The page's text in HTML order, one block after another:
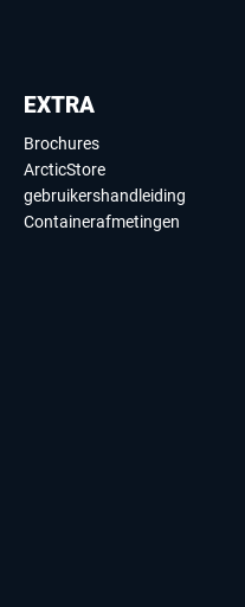
EXTRA
Brochures
ArcticStore
gebruikershandleiding
Containerafmetingen